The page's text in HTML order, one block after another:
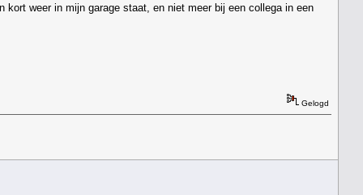
weer in mijn garage staat, en niet meer bij een collega in een
Gelogd